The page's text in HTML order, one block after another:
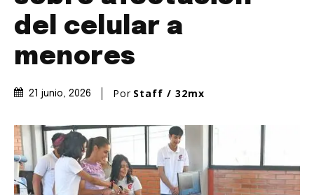
del celular a
menores
21 junio, 2026 Por Staff / 32mx